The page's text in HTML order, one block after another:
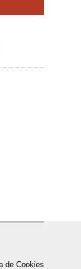
de Cookies